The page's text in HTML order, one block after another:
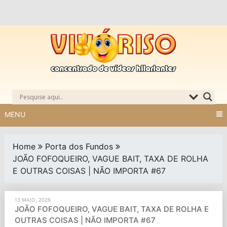
MENU
Home
Porta dos Fundos
JOÃO FOFOQUEIRO, VAGUE BAIT, TAXA DE ROLHA
E OUTRAS COISAS | NÃO IMPORTA #67
13 MAIO, 2026
JOÃO FOFOQUEIRO, VAGUE BAIT, TAXA DE ROLHA E
OUTRAS COISAS | NÃO IMPORTA #67